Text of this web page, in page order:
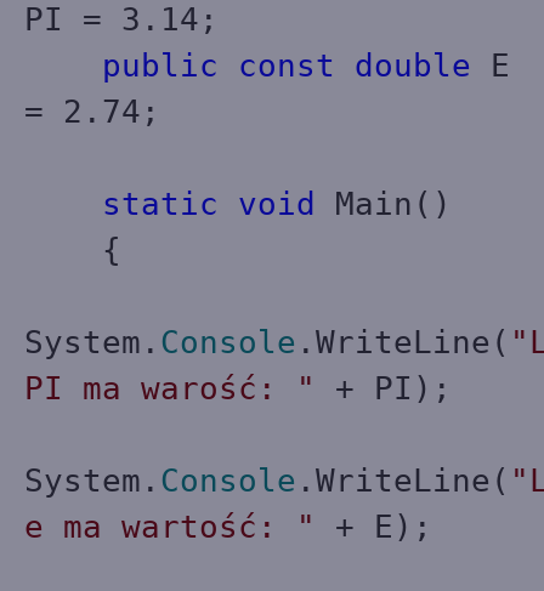
PI = 3.14;
public
const double E
= 2.74;
static void
Main()
{
System. Console .WriteLine(
PI ma warość: "
+ PI);
System. Console .WriteLine(
e ma wartość: "
+ E);